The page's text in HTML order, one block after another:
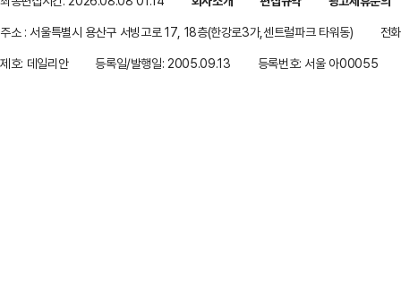
주소 : 서울특별시 용산구 서빙고로 17, 18층(한강로3가,센트럴파크 타워동)
전
제호: 데일리안
등록일/발행일: 2005.09.13 등록번호: 서울 아00055